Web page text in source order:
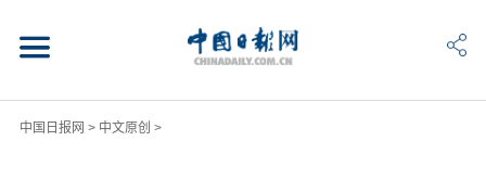
中国日报网 > 中文原创 >